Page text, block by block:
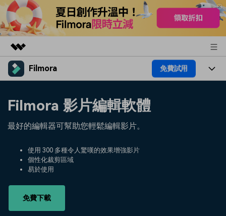
精選產品
實用工具
解決方案
商店
Filmora 免費試用
音訊
熱門人群
熱門方案
部落格
幫助中心
Filmora 影片編輯軟體
最好的編輯器可幫助您輕鬆編輯影片。
使用 300 多種令人驚嘆的效果增強影片
個性化裁剪區域
易於使用
免費下載